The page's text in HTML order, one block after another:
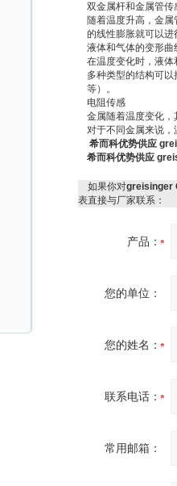
双金属杆和金属管传
随着温度升高，金属
的线性膨胀就可以
液体和气体的变形曲
在温度变化时，液
多种类型的结构可
等）。
电阻传感
金属随着温度变化
对于不同金属来说
希而科优势供应
希而科优势供应
如果你对greisinger
表直接与厂家联系：
产品：
您的单位：
您的姓名：
联系电话：
常用邮箱：